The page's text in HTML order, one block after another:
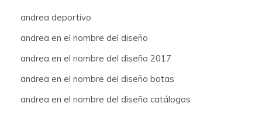
andrea deportivo
andrea en el nombre del diseño
andrea en el nombre del diseño 2017
andrea en el nombre del diseño botas
andrea en el nombre del diseño catálogos